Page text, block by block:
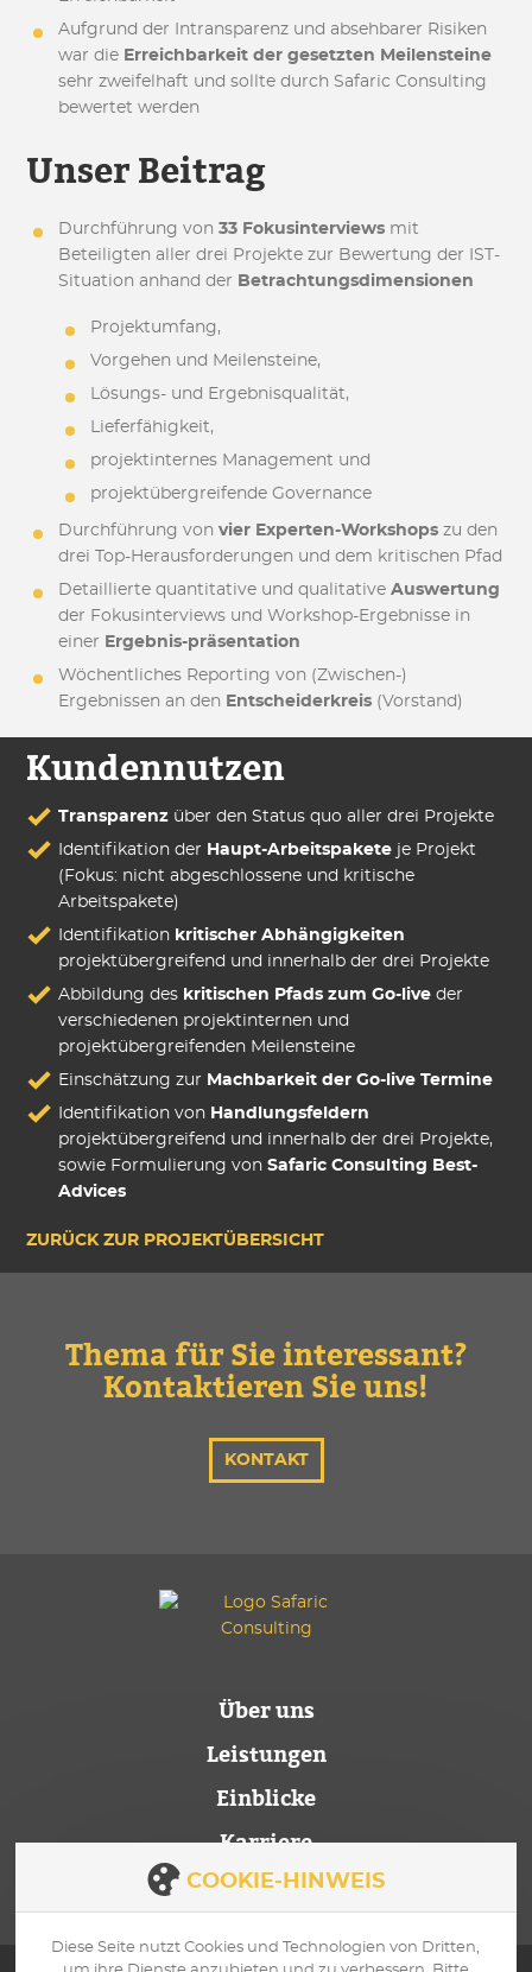
Aufgrund der Intransparenz und absehbarer Risiken
war die Erreichbarkeit der gesetzten Meilensteine
sehr zweifelhaft und sollte durch Safaric Consulting
bewertet werden
Unser Beitrag
Durchführung von33 Fokusinterviews mit
Beteiligten aller drei Projekte zur Bewertung der IST-
Situation anhand der Betrachtungsdimensionen
Projektumfang,
Vorgehen und Meilensteine,
Lösungs- und Ergebnisqualität,
Lieferfähigkeit,
projektinternes Management und
projektübergreifende Governance
Durchführung vonvier Experten-Workshops zu den
drei Top-Herausforderungen und dem kritischen Pfad
Detaillierte quantitative und qualitativeAuswertung
der Fokusinterviews und Workshop-Ergebnisse in
einer Ergebnis-präsentation
Wöchentliches Reporting von (Zwischen-)
Ergebnissen an den Entscheiderkreis (Vorstand)
Kundennutzen
Transparenz über den Status quo aller drei Projekte
Identifikation der Haupt-Arbeitspakete je Projekt
(Fokus: nicht abgeschlossene und kritische
Arbeitspakete)
Identifikation kritischer Abhängigkeiten
projektübergreifend und innerhalb der drei Projekte
Abbildung des kritischen Pfads zum Go-live der
verschiedenen projektinternen und
projektübergreifenden Meilensteine
Einschätzung zur Machbarkeit der Go-live Termine
Identifikation von Handlungsfeldern
projektübergreifend und innerhalb der drei Projekte,
sowie Formulierung vonSafaric Consulting Best-
Advices
ZURÜCK ZUR PROJEKTÜBERSICHT
Thema für Sie interessant?
Kontaktieren Sie uns!
KONTAKT
Über uns
Leistungen
Einblicke
Karriere
Kontakt
COOKIE-HINWEIS
Diese Seite nutzt Cookies und Technologien von Dritten,